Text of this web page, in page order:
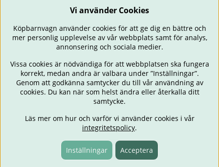
Fri frakt över 499:-
förlossningsgaranti & förlängd ångerrätt.
BARNVAGNAR BILSTOLAR BABY ÄTA & MATA
RESA
OUTLET
PRESENTTIPS
Vi använder Cookies
Köpbarnvagn använder cookies för att ge dig en bättre och
mer personlig upplevelse av vår webbplats samt för analys,
annonsering och sociala medier.
Vissa cookies är nödvändiga för att webbplatsen ska fungera
korrekt, medan andra är valbara under ”Inställningar”.
Genom att godkänna samtycker du till vår användning av
cookies. Du kan när som helst ändra eller återkalla ditt
samtycke.
Läs mer om hur och varför vi använder cookies i vår
integritetspolicy.
Inställningar Acceptera